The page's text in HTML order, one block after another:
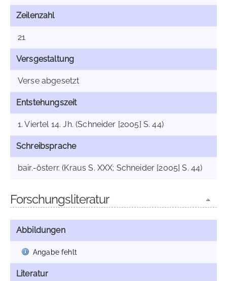
Zeilenzahl
21
Versgestaltung
Verse abgesetzt
Entstehungszeit
1. Viertel 14. Jh. (Schneider [2005] S. 44)
Schreibsprache
bair.-österr. (Kraus S. XXX; Schneider [2005] S. 44)
Forschungsliteratur
Abbildungen
Angabe fehlt
Literatur